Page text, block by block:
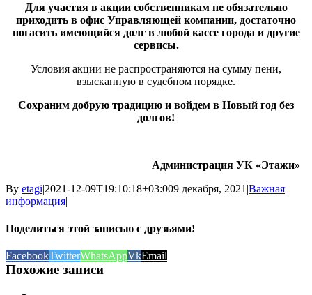
Для участия в акции собственникам не обязательно
приходить в офис Управляющей компании, достаточно
погасить имеющийся долг в любой кассе города и другие
сервисы.
Условия акции не распространяются на сумму пени,
взысканную в судебном порядке.
Сохраним добрую традицию и войдем в Новый год без
долгов!
Администрация УК «Этажи»
By etagi|2021-12-09T19:10:18+03:009 декабря, 2021 |Важная
информация|
Поделиться этой записью с друзьями!
FacebookTwitterWhatsAppVkEmail
Похожие записи